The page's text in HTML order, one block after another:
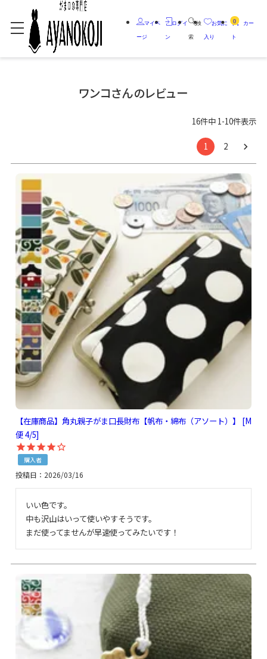
マイペ
ージ
ログイ
ン
検
索
お気に
入り
0 カー
ト
ワンコさんのレビュー
16件中 1-10件表示
1 2
【在庫商品】角丸親子がま口長財布【帆布・綿布（アソート）】 [M
便 4/5]
購入者
投稿日 2026/03/16
いい色です。
中も沢山はいって使いやすそうです。
まだ使ってませんが早速使ってみたいです！